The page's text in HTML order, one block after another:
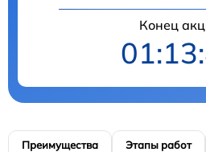
Конец
Преимущества Этапы работ